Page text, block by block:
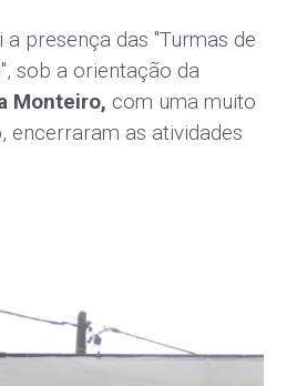
de Maio